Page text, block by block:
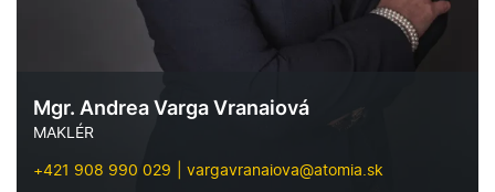
Mgr. Andrea Varga Vranaiová
MAKLÉR
+421 908 990 029
vargavranaiova@atomia.sk